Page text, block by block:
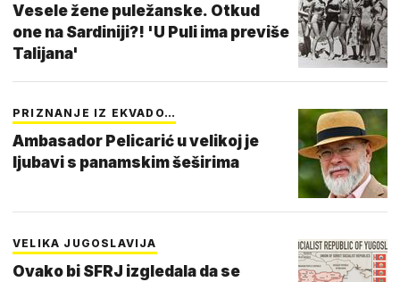
Vesele žene puležanske. Otkud
one na Sardiniji?! 'U Puli ima previše
Talijana'
PRIZNANJE IZ EKVADO…
Ambasador Pelicarić u velikoj je
ljubavi s panamskim šeširima
VELIKA JUGOSLAVIJA
Ovako bi SFRJ izgledala da se